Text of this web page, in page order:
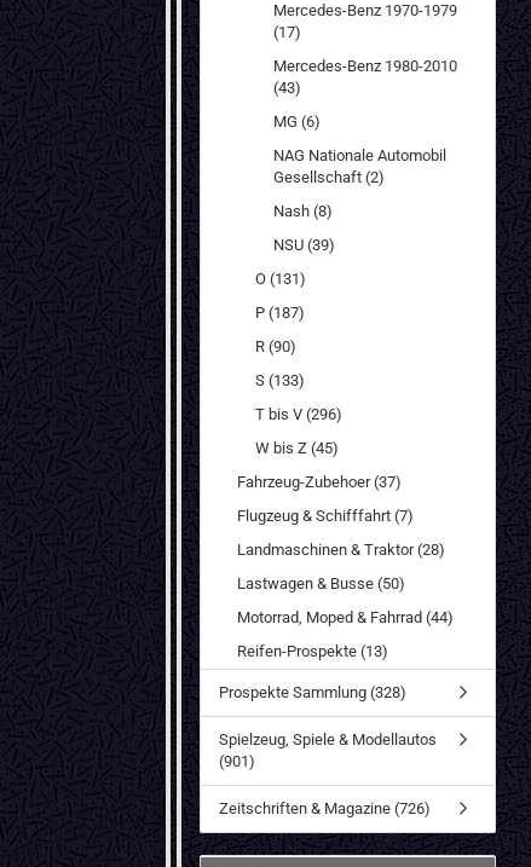
Mercedes-Benz 1970-1979
(17)
Mercedes-Benz 1980-2010
(43)
MG (6)
NAG Nationale Automobil
Gesellschaft (2)
Nash (8)
NSU (39)
O (131)
P (187)
R (90)
S (133)
T bis V (296)
W bis Z (45)
Fahrzeug-Zubehoer (37)
Flugzeug & Schifffahrt (7)
Landmaschinen & Traktor (28)
Lastwagen & Busse (50)
Motorrad, Moped & Fahrrad (44)
Reifen-Prospekte (13)
Prospekte Sammlung (328)
Spielzeug, Spiele & Modellautos
(901)
Zeitschriften & Magazine (726)